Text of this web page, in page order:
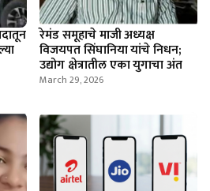
रेमंड समूहाचे माजी अध्यक्ष
विजयपत सिंघानिया यांचे निधन;
उद्योग क्षेत्रातील एका युगाचा अंत
March 29, 2026